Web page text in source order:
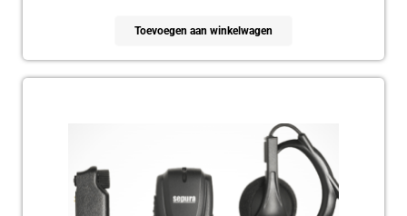
Toevoegen aan winkelwagen